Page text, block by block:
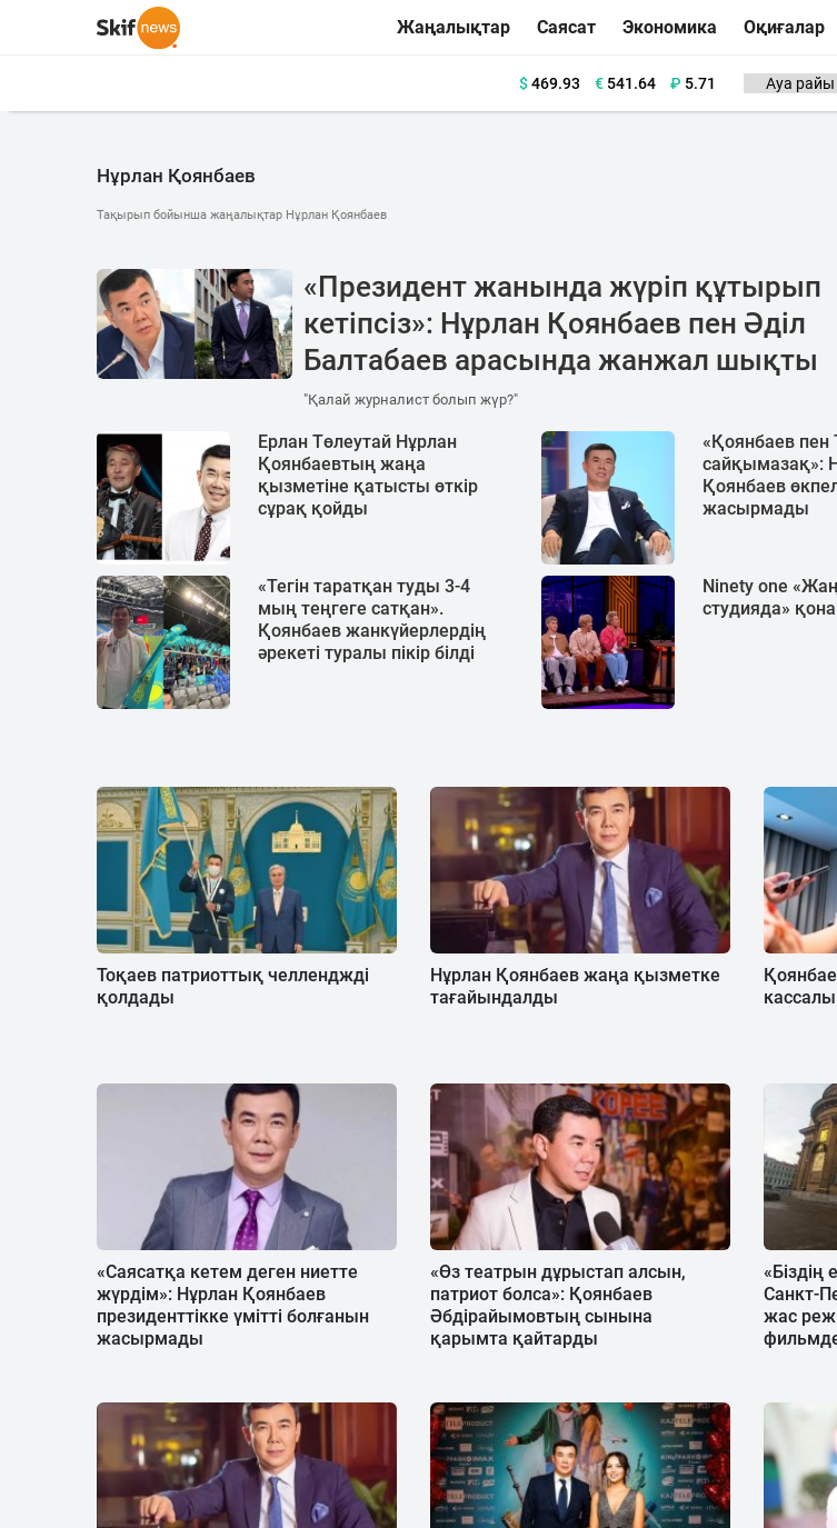
Жаңалықтар Саясат Экономика Оқиғалар
$469.93 €541.64 ₽ 5.71
Нұрлан Қоянбаев
Тақырып бойынша жаңалықтар Нұрлан Қоянбаев
«Президент жанында жүріп құтырып
кетіпсіз»: Нұрлан Қоянбаев пен Әділ
Балтабаев арасында жанжал шықты
"Қалай журналист болып жүр?"
Ерлан Төлеутай Нұрлан
Қоянбаевтың жаңа
қызметіне қатысты өткір
сұрақ қойды
«Қоянбаев пен
сайқымазақ»:
Қоянбаев
жасырмады
«Тегін таратқан туды 3-4
мың теңгеге сатқан».
Қоянбаев жанкүйерлердің
әрекеті туралы пікір білді
Ninety one
студияда»
Тоқаев патриоттық челленджді
қолдады
Нұрлан Қоянбаев жаңа қызметке
тағайындалды
«Саясатқа кетем деген ниетте
жүрдім»: Нұрлан Қоянбаев
президенттікке үмітті болғанын
жасырмады
«Өз театрын дұрыстап алсын,
патриот болса»: Қоянбаев
Әбдірайымовтың сынына
қарымта қайтарды
«Біздің
Санкт-
жас